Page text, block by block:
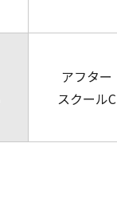
アフター
スクールC